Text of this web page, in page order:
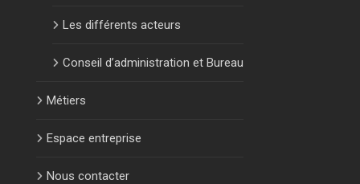
Les différents acteurs
Conseil d’administration et Bureau
Métiers
Espace entreprise
Nous contacter